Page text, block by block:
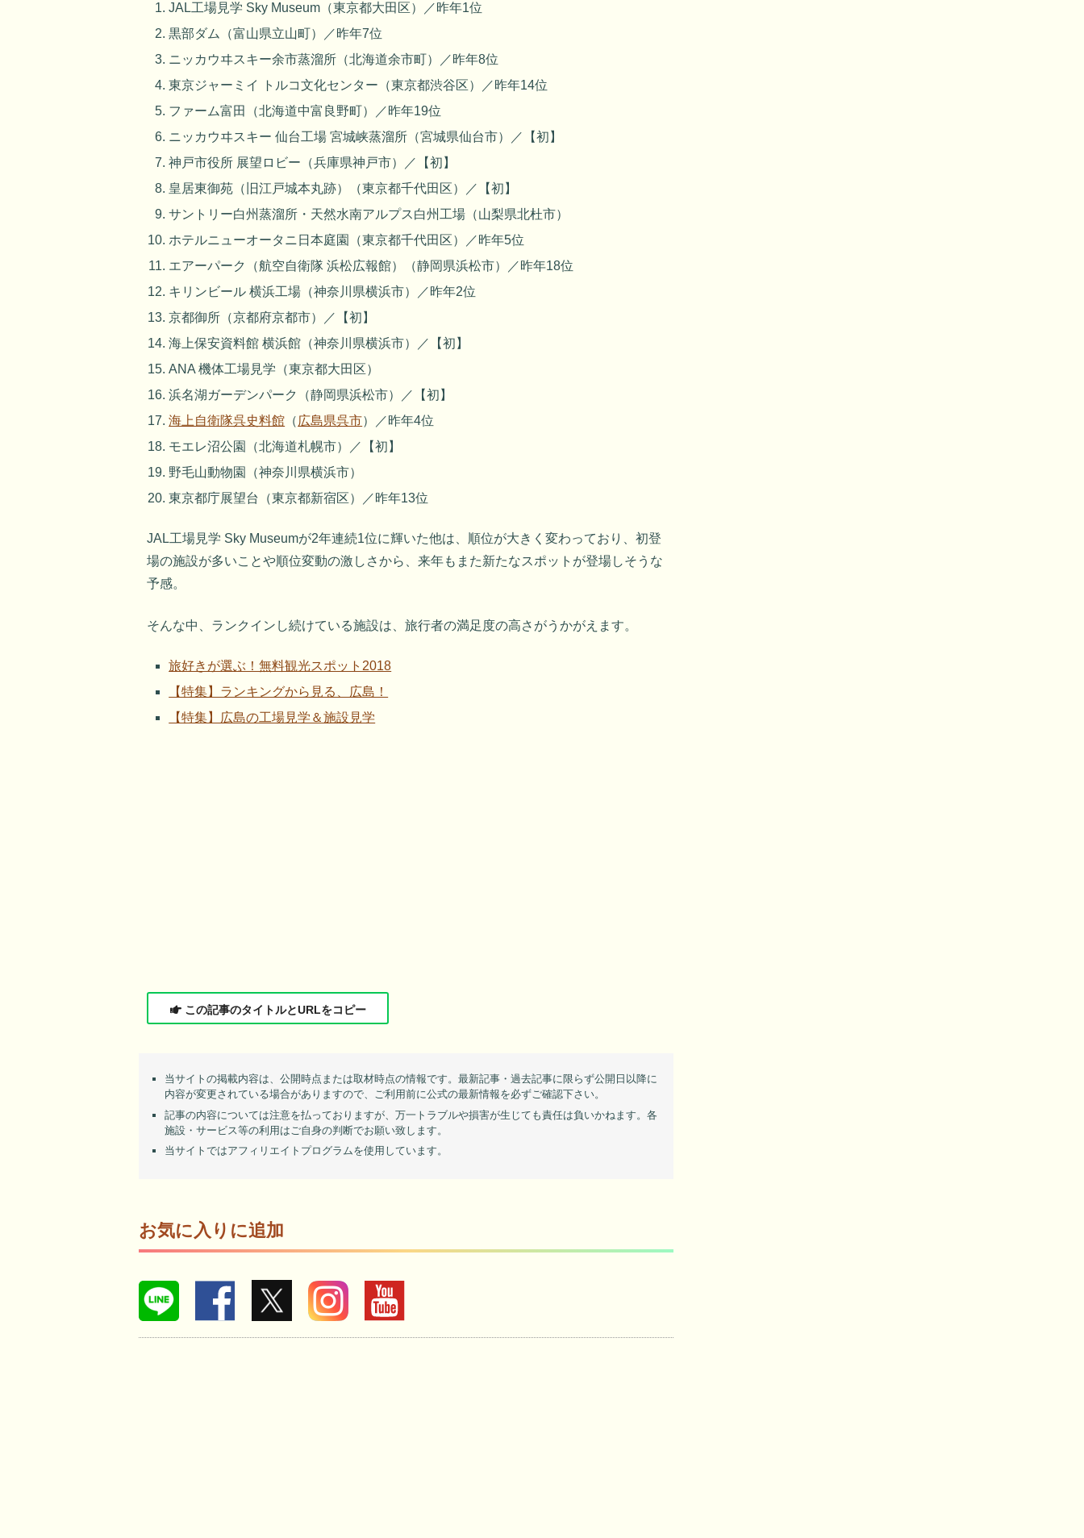
JAL工場見学 Sky Museum（東京都大田区）／昨年1位
黒部ダム（富山県立山町）／昨年7位
ニッカウヰスキー余市蒸溜所（北海道余市町）／昨年8位
東京ジャーミイ トルコ文化センター（東京都渋谷区）／昨年14位
ファーム富田（北海道中富良野町）／昨年19位
ニッカウヰスキー 仙台工場 宮城峡蒸溜所（宮城県仙台市）／【初】
神戸市役所 展望ロビー（兵庫県神戸市）／【初】
皇居東御苑（旧江戸城本丸跡）（東京都千代田区）／【初】
サントリー白州蒸溜所・天然水南アルプス白州工場（山梨県北杜市）
ホテルニューオータニ日本庭園（東京都千代田区）／昨年5位
エアーパーク（航空自衛隊 浜松広報館）（静岡県浜松市）／昨年18位
キリンビール 横浜工場（神奈川県横浜市）／昨年2位
京都御所（京都府京都市）／【初】
海上保安資料館 横浜館（神奈川県横浜市）／【初】
ANA 機体工場見学（東京都大田区）
浜名湖ガーデンパーク（静岡県浜松市）／【初】
海上自衛隊呉史料館 （ 広島県呉市）／昨年4位
モエレ沼公園（北海道札幌市）／【初】
野毛山動物園（神奈川県横浜市）
東京都庁展望台（東京都新宿区）／昨年13位
JAL工場見学 Sky Museumが2年連続1位に輝いた他は、順位が大きく変わっており、初登
場の施設が多いことや順位変動の激しさから、来年もまた新たなスポットが登場しそうな
予感。
そんな中、ランクインし続けている施設は、旅行者の満足度の高さがうかがえます。
旅好きが選ぶ！無料観光スポット2018
【特集】ランキングから見る、広島！
【特集】広島の工場見学＆施設見学
この記事のタイトルとURLをコピー
当サイトの掲載内容は、公開時点または取材時点の情報です。最新記事・過去記事に限らず公開日以降に
内容が変更されている場合がありますので、ご利用前に公式の最新情報を必ずご確認下さい。
記事の内容については注意を払っておりますが、万一トラブルや損害が生じても責任は負いかねます。各
施設・サービス等の利用はご自身の判断でお願い致します。
当サイトではアフィリエイトプログラムを使用しています。
お気に入りに追加